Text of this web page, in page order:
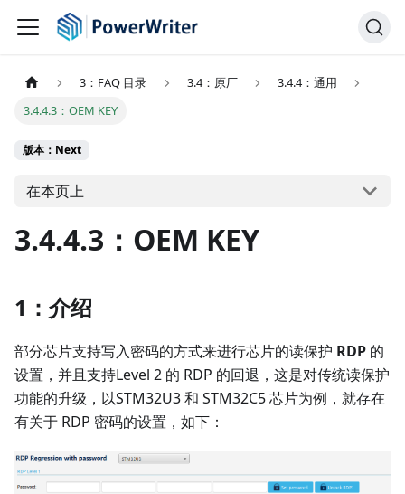
3：FAQ 目录 3.4：原厂
3.4.4：通用
3.4.4.3：OEM KEY
版本：Next
在本页上
3.4.4.3：OEM KEY
1：介绍
部分芯片支持写入密码的方式来进行芯片的读保护 RDP 的
设置，并且支持Level 2 的 RDP 的回退，这是对传统读保护
功能的升级，以STM32U3 和 STM32C5 芯片为例，就存在
有关于 RDP 密码的设置，如下：